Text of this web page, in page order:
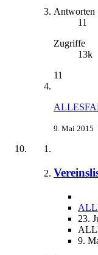
Antworten
11
Zugriffe
13k
11
9. Mai 2015
23.
9.